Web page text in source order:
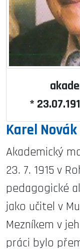
*
Karel Novák
Akademický
23. 7. 1915 v
pedagogické
jako učitel v
Mezníkem v
práci bylo